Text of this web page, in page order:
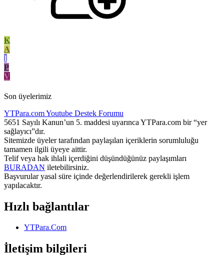
K
A
I
P
V
Son üyelerimiz
YTPara.comYoutube Destek Forumu
5651 Sayılı Kanun’un 5. maddesi uyarınca YTPara.com bir “yer
sağlayıcı”dır.
Sitemizde üyeler tarafından paylaşılan içeriklerin sorumluluğu
tamamen ilgili üyeye aittir.
Telif veya hak ihlali içerdiğini düşündüğünüz paylaşımları
BURADAN iletebilirsiniz.
Başvurular yasal süre içinde değerlendirilerek gerekli işlem
yapılacaktır.
Hızlı bağlantılar
YTPara.Com
İletişim bilgileri